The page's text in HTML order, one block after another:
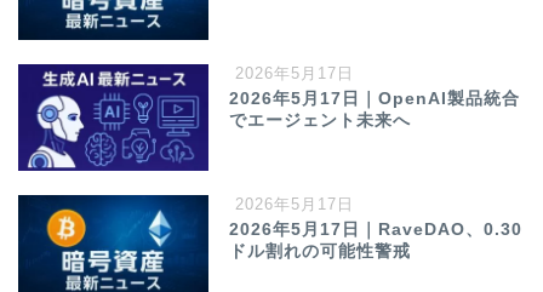
2026年5月17日
2026年5月17日｜OpenAI製品統合
でエージェント未来へ
2026年5月17日
2026年5月17日｜RaveDAO、0.30
ドル割れの可能性警戒